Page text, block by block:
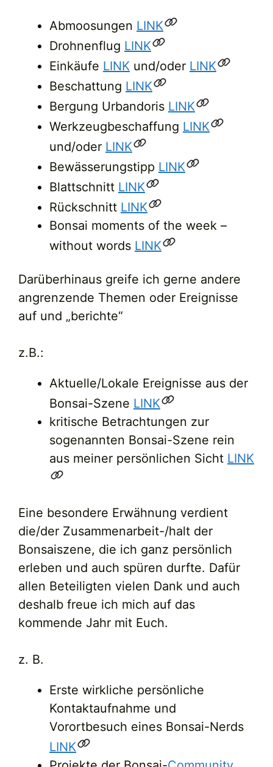
Abmoosungen LINK
Drohnenflug LINK
Einkäufe LINK und/oder LINK
Beschattung LINK
Bergung Urbandoris LINK
Werkzeugbeschaffung LINK
und/oder LINK
Bewässerungstipp LINK
Blattschnitt LINK
Rückschnitt LINK
Bonsai moments of the week –
without words LINK
Darüberhinaus greife ich gerne andere
angrenzende Themen oder Ereignisse
auf und „berichte“
z.B.:
Aktuelle/Lokale Ereignisse aus der
Bonsai-Szene LINK
kritische Betrachtungen zur
sogenannten Bonsai-Szene rein
aus meiner persönlichen Sicht LINK
Eine besondere Erwähnung verdient
die/der Zusammenarbeit-/halt der
Bonsaiszene, die ich ganz persönlich
erleben und auch spüren durfte. Dafür
allen Beteiligten vielen Dank und auch
deshalb freue ich mich auf das
kommende Jahr mit Euch.
z. B.
Erste wirkliche persönliche
Kontaktaufnahme und
Vorortbesuch eines Bonsai-Nerds
LINK